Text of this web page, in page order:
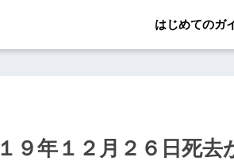
はじめてのガ
９年１２月２６日死去